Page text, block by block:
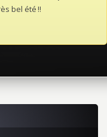
bel été !!